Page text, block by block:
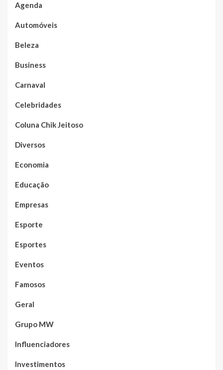
Agenda
Automóveis
Beleza
Business
Carnaval
Celebridades
Coluna Chik Jeitoso
Diversos
Economia
Educação
Empresas
Esporte
Esportes
Eventos
Famosos
Geral
Grupo MW
Influenciadores
Investimentos